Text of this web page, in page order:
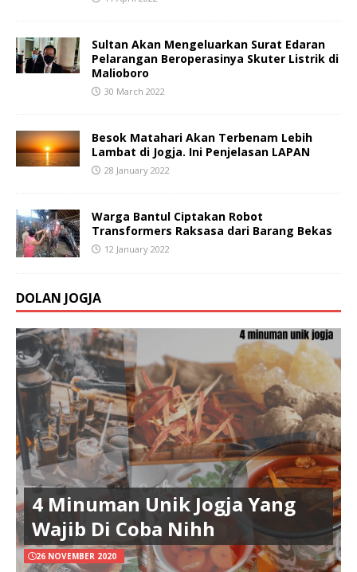
Sultan Akan Mengeluarkan Surat Edaran
Pelarangan Beroperasinya Skuter Listrik di
Malioboro
30 March 2022
Besok Matahari Akan Terbenam Lebih
Lambat di Jogja. Ini Penjelasan LAPAN
28 January 2022
Warga Bantul Ciptakan Robot
Transformers Raksasa dari Barang Bekas
12 January 2022
DOLAN JOGJA
4 Minuman Unik Jogja Yang
Wajib Di Coba Nihh
26 NOVEMBER 2020